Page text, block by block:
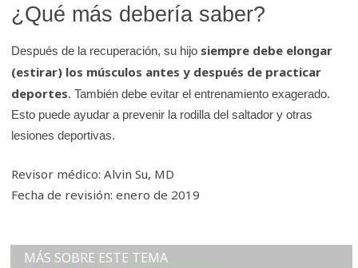
¿Qué más debería saber?
Después de la recuperación, su hijo siempre debe elongar
(estirar) los músculos antes y después de practicar
deportes. También debe evitar el entrenamiento exagerado.
Esto puede ayudar a prevenir la rodilla del saltador y otras
lesiones deportivas.
Revisor médico: Alvin Su, MD
Fecha de revisión: enero de 2019
MÁS SOBRE ESTE TEMA